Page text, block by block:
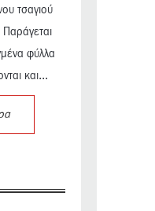
τσαγιού
Παράγεται
φύλλα
και...